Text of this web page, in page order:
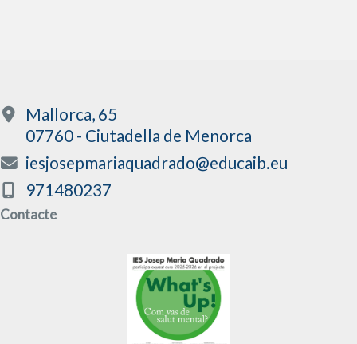
Mallorca, 65
07760 - Ciutadella de Menorca
iesjosepmariaquadrado@educaib.eu
971480237
Contacte